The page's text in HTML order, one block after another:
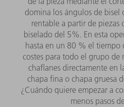
domina los ángulos de bisel
rentable a partir de piezas
biselado del 5%. En esta
hasta en un 80 % el tiempo
costes para todo el grupo de
chaflanes directamente en
chapa fina o chapa gruesa
¿Cuándo quiere empezar a
menos pasos